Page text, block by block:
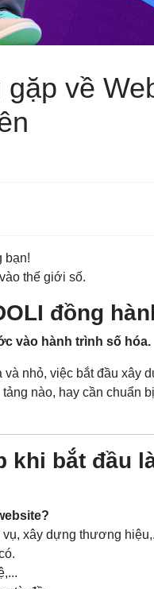
về
bạn!
thế giới số.
đồng
vào hành trình số hóa.
nhỏ, việc bắt đầu xây
nào, hay cần chuẩn
khi bắt đầu
xây dựng thương